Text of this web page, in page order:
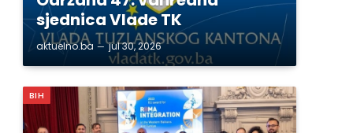
sjednica Vlade TK
aktuelno.ba jul 30, 2026
BIH